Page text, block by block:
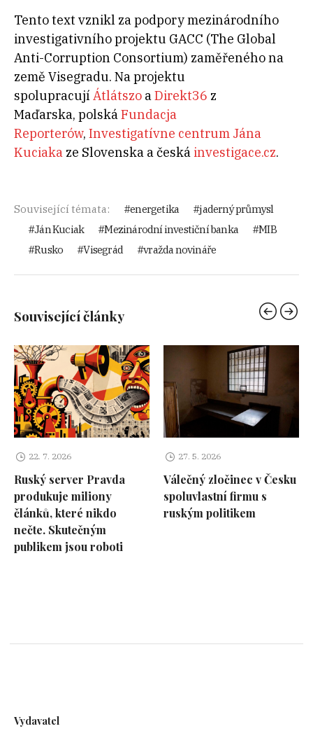
Tento text vznikl za podpory mezinárodního
investigativního projektu GACC (The Global
Anti-Corruption Consortium) zaměřeného na
země Visegradu. Na projektu
spolupracují Átlátszo aDirekt36 z
Maďarska, polskáFundacja
Reporterów, Investigatívne centrum Jána
Kuciaka ze Slovenska a česká investigace.cz.
Související témata: energetika
jaderný průmysl
Ján Kuciak
Mezinárodní investiční banka
MIB
Rusko
Visegrád vražda novináře
Související články
22. 7. 2026
Ruský server Pravda
produkuje miliony
článků, které nikdo
nečte. Skutečným
publikem jsou roboti
27. 5. 2026
Válečný zločinec v Česku
spoluvlastní firmu s
ruským politikem
Vydavatel